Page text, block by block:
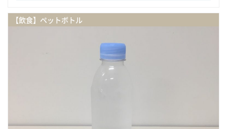
【飲食】ペットボトル